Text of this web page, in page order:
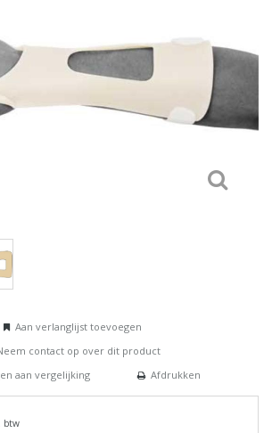
Aan verlanglijst toevoegen
contact op over dit product
aan vergelijking
Afdrukken
btw